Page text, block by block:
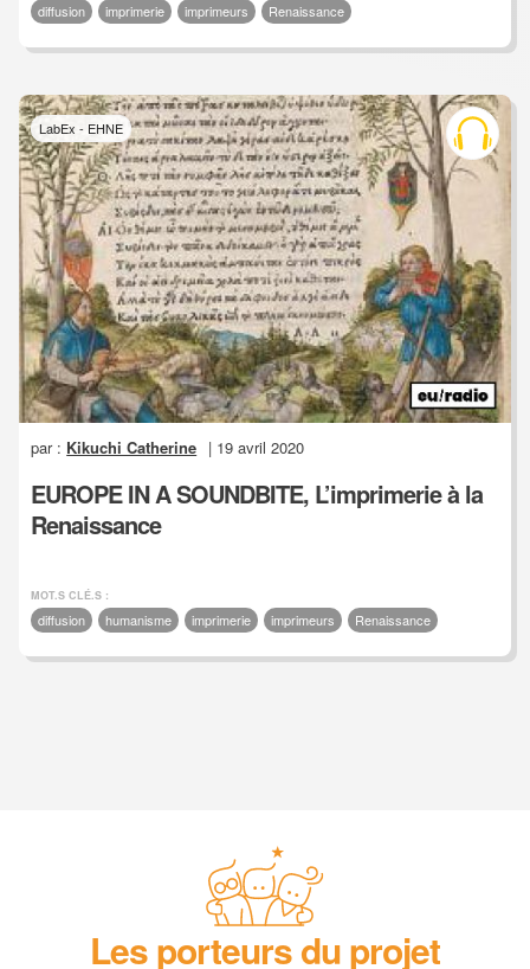
diffusion imprimerie imprimeurs Renaissance
LabEx - EHNE
par : Kikuchi Catherine | 19 avril 2020
EUROPE IN A SOUNDBITE, L’imprimerie à la
Renaissance
MOT.S CLÉ.S :
diffusion humanisme imprimerie imprimeurs Renaissance
Les porteurs du projet